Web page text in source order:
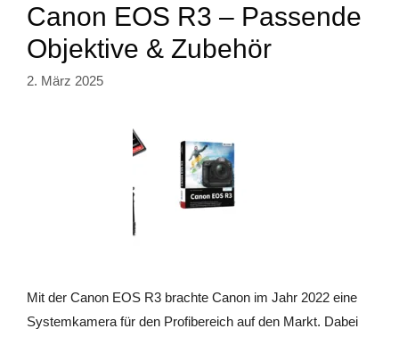
Canon EOS R3 – Passende
Objektive & Zubehör
2. März 2025
Mit der Canon EOS R3 brachte Canon im Jahr 2022 eine
Systemkamera für den Profibereich auf den Markt. Dabei